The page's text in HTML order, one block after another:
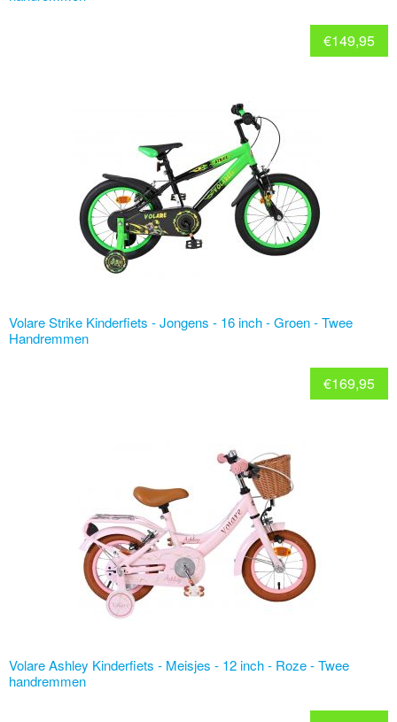
€149,95
Volare Strike Kinderfiets - Jongens - 16 inch - Groen - Twee
Handremmen
€169,95
Volare Ashley Kinderfiets - Meisjes - 12 inch - Roze - Twee
handremmen